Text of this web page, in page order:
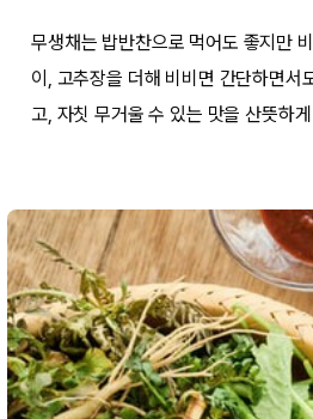
무생채는 밥반찬으로 먹어도 좋지만
이, 고추장을 더해 비비면 간단하면서
고, 자칫 무거울 수 있는 맛을 산뜻하